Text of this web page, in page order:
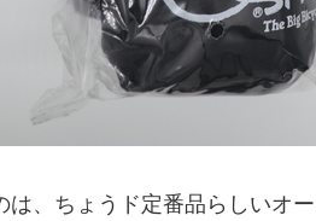
は、ちょうド定番品らしいオ